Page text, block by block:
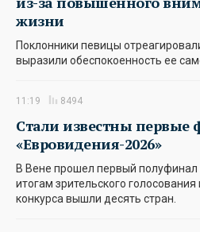
жизни
Поклонники певицы
выразили обеспокоенность ее
11:19 8494
Стали известны первые
«Евровидения-2026»
В Вене прошел первый полуфинал
итогам зрительского
конкурса вышли десять стран.